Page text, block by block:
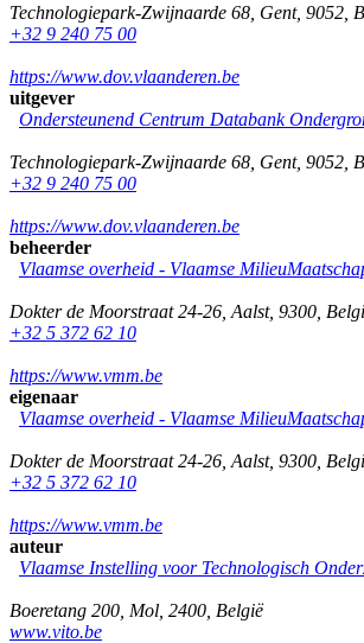
Technologiepark-Zwijnaarde 68 Gent, 9052
+32 9 240 75 00
https://www.dov.vlaanderen.be
uitgever
Ondersteunend Centrum Databank
Technologiepark-Zwijnaarde 68 Gent, 9052
+32 9 240 75 00
https://www.dov.vlaanderen.be
beheerder
Vlaamse overheid - Vlaamse
Dokter de Moorstraat 24-26 Aalst, 9300
+32 5 372 62 10
https://www.vmm.be
eigenaar
Vlaamse overheid - Vlaamse
Dokter de Moorstraat 24-26 Aalst, 9300
+32 5 372 62 10
https://www.vmm.be
auteur
Vlaamse Instelling voor Technologisch
Boeretang 200 Mol 2400 België
www.vito.be